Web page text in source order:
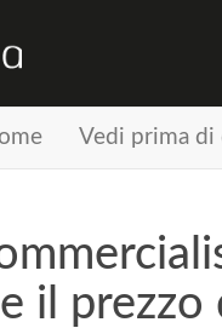
Vedi prima di
il prezzo